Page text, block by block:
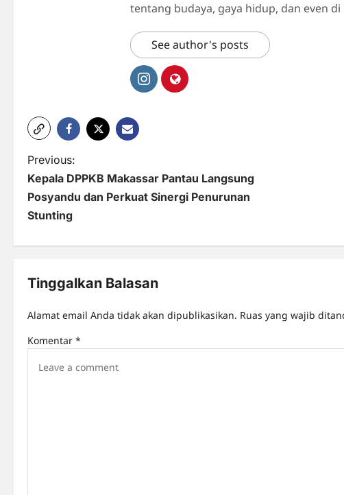
tentang budaya, gaya hidup, dan even di
See author's posts
P
o
s
a
v
i
Previous:
Kepala DPPKB Makassar Pantau Langsung
Posyandu dan Perkuat Sinergi Penurunan
Stunting
Tinggalkan Balasan
Alamat email Anda tidak akan dipublikasikan. Ruas yang wajib
Komentar *